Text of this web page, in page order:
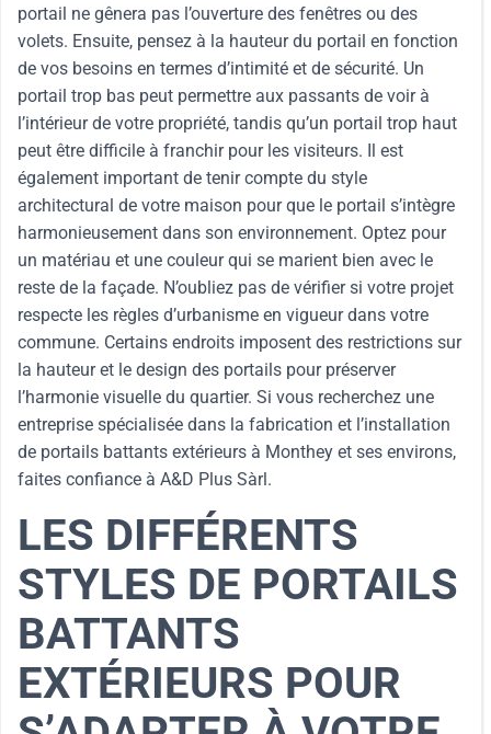
portail ne gênera pas l’ouverture des fenêtres ou des
volets. Ensuite, pensez à la hauteur du portail en fonction
de vos besoins en termes d’intimité et de sécurité. Un
portail trop bas peut permettre aux passants de voir à
l’intérieur de votre propriété, tandis qu’un portail trop haut
peut être difficile à franchir pour les visiteurs. Il est
également important de tenir compte du style
architectural de votre maison pour que le portail s’intègre
harmonieusement dans son environnement. Optez pour
un matériau et une couleur qui se marient bien avec le
reste de la façade. N’oubliez pas de vérifier si votre projet
respecte les règles d’urbanisme en vigueur dans votre
commune. Certains endroits imposent des restrictions sur
la hauteur et le design des portails pour préserver
l’harmonie visuelle du quartier. Si vous recherchez une
entreprise spécialisée dans la fabrication et l’installation
de portails battants extérieurs à Monthey et ses environs,
faites confiance à A&D Plus Sàrl.
LES DIFFÉRENTS
STYLES DE PORTAILS
BATTANTS
EXTÉRIEURS POUR